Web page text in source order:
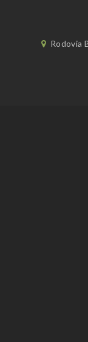
Rodovia